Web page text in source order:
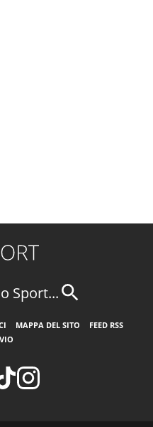
Sport...
MAPPA DEL SITO
FEED RSS